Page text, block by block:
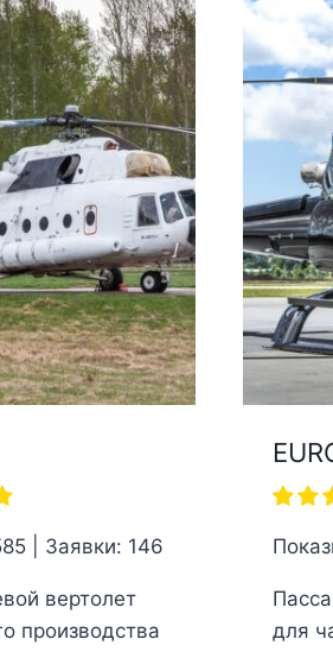
| Заявки: 146
вертолет
производства
для